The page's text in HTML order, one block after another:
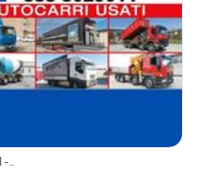
-..